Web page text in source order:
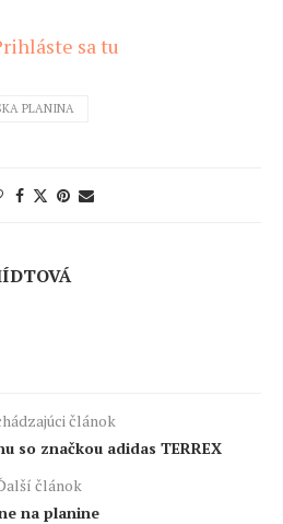
sa tu
PLANINA
článok
so značkou adidas TERREX
článok
na planine